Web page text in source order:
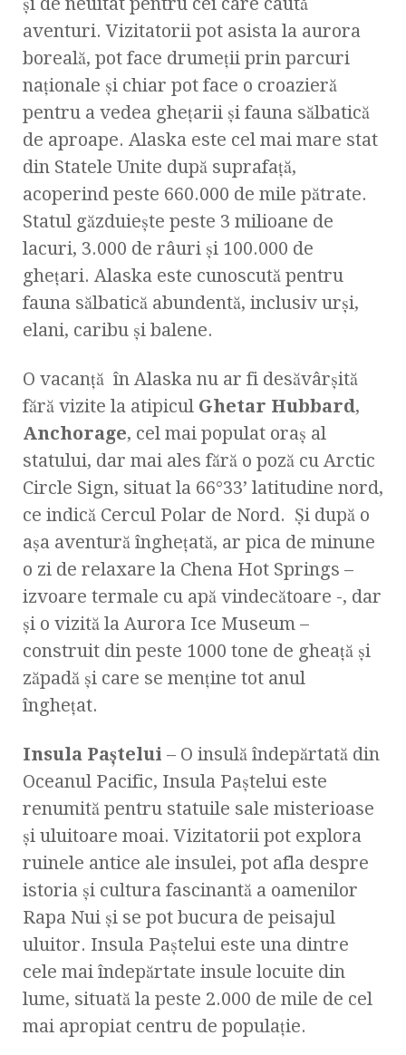
aventuri. Vizitatorii pot asista la aurora
boreală, pot face drumeții prin parcuri
naționale și chiar pot face o croazieră
pentru a vedea ghețarii și fauna sălbatică
de aproape. Alaska este cel mai mare stat
din Statele Unite după suprafață,
acoperind peste 660.000 de mile pătrate.
Statul găzduiește peste 3 milioane de
lacuri, 3.000 de râuri și 100.000 de
ghețari. Alaska este cunoscută pentru
fauna sălbatică abundentă, inclusiv urși,
elani, caribu și balene.
O vacanță în Alaska nu ar fi desăvârșită
fără vizite la atipicul Ghetar Hubbard,
Anchorage, cel mai populat oraș al
statului, dar mai ales fără o poză cu Arctic
Circle Sign, situat la 66°33’ latitudine nord,
ce indică Cercul Polar de Nord. Și după o
așa aventură înghețată, ar pica de minune
o zi de relaxare la Chena Hot Springs –
izvoare termale cu apă vindecătoare -, dar
și o vizită la Aurora Ice Museum –
construit din peste 1000 tone de gheață și
zăpadă și care se menține tot anul
înghețat.
Insula Paștelui – O insulă îndepărtată din
Oceanul Pacific, Insula Paștelui este
renumită pentru statuile sale misterioase
și uluitoare moai. Vizitatorii pot explora
ruinele antice ale insulei, pot afla despre
istoria și cultura fascinantă a oamenilor
Rapa Nui și se pot bucura de peisajul
uluitor. Insula Paștelui este una dintre
cele mai îndepărtate insule locuite din
lume, situată la peste 2.000 de mile de cel
mai apropiat centru de populație.